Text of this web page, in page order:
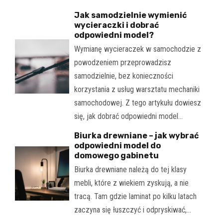
Jak samodzielnie wymienić
wycieraczki i dobrać
odpowiedni model?
Wymianę wycieraczek w samochodzie z
powodzeniem przeprowadzisz
samodzielnie, bez konieczności
korzystania z usług warsztatu mechaniki
samochodowej. Z tego artykułu dowiesz
się, jak dobrać odpowiedni model…
Biurka drewniane – jak wybrać
odpowiedni model do
domowego gabinetu
Biurka drewniane należą do tej klasy
mebli, które z wiekiem zyskują, a nie
tracą. Tam gdzie laminat po kilku latach
zaczyna się łuszczyć i odpryskiwać,…